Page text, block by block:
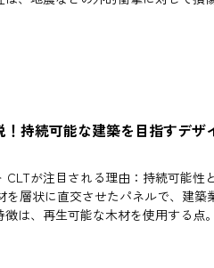
持続可能な建築を目指すデザ
が注目される理由：持続可能性
層状に直交させたパネルで、建築
は、再生可能な木材を使用する点